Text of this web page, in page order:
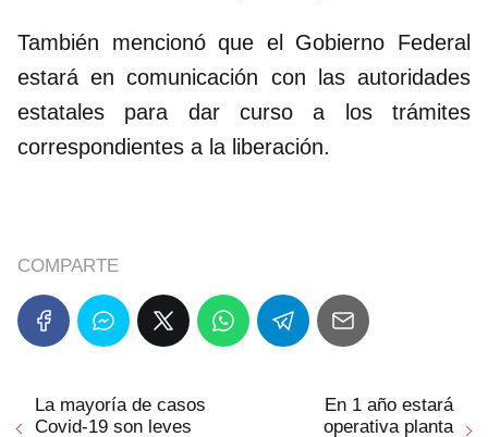
También mencionó que el Gobierno Federal
estará en comunicación con las autoridades
estatales para dar curso a los trámites
correspondientes a la liberación.
COMPARTE
La mayoría de casos
Covid-19 son leves
En 1 año estará
operativa planta